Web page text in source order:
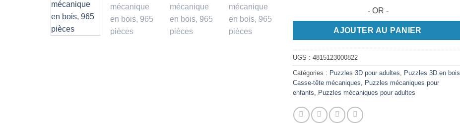
- OR -
AJOUTER AU PANIER
UGS : 4815123000822
Catégories : Puzzles 3D pour adultes, Puzzles 3D en bois
Casse-tête mécaniques, Puzzles mécaniques pour
enfants, Puzzles mécaniques pour adultes